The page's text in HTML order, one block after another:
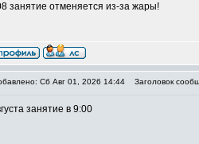
занятие отменяется из-за жары!
Сб Авг 01, 2026 14:44 Заголовок
занятие в 9:00